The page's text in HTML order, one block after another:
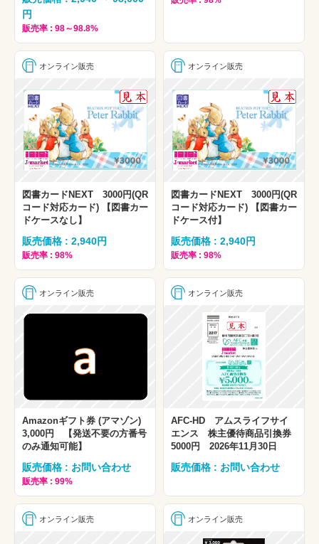
円
販売率 : 98～98.8%
オンライン販売
図書カードNEXT 3000円(QR
コード対応カード) 【図書カー
ドケースなし】
販売価格 : 2,940円
販売率 : 98%
オンライン販売
図書カードNEXT 3000円(QR
コード対応カード) 【図書カー
ドケース付】
販売価格 : 2,940円
販売率 : 98%
オンライン販売
Amazonギフト券 (アマゾン)
3,000円 【発送不要の方番号
のみ通知可能】
販売価格 : お問い合わせ
販売率 : 99%
オンライン販売
AFC-HD アムスライフサイ
エンス 株主優待商品引換券
5000円 2026年11月30日
販売価格 : お問い合わせ
オンライン販売 オンライン販売